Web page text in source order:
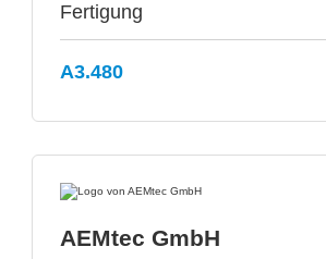
Fertigung
A3.480
AEMtec GmbH